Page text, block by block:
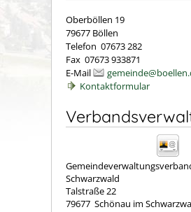
Oberböllen 19
79677 Böllen
Telefon 07673 282
Fax 07673 933871
E-Mail
Kontaktformular
Schwarzwald
Talstraße 22
79677 Schönau im